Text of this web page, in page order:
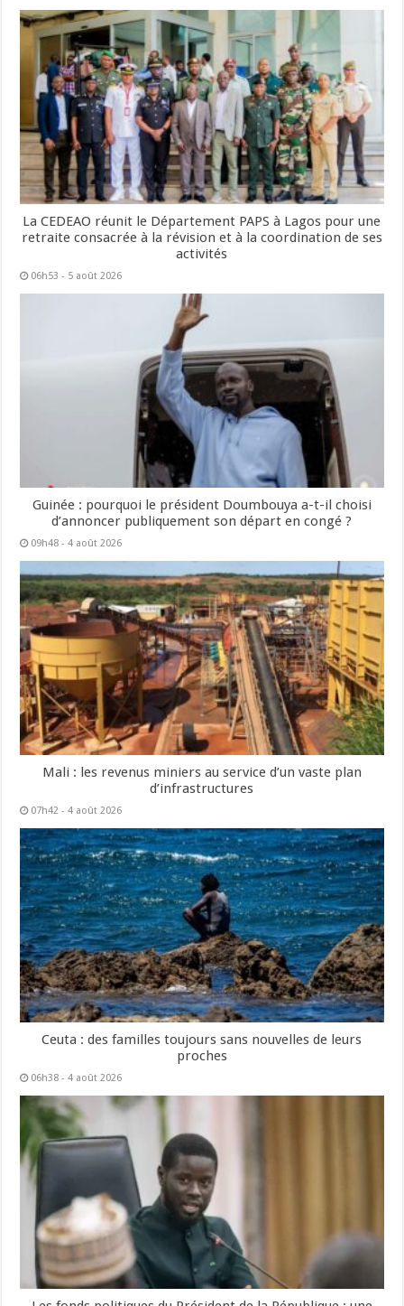
La CEDEAO réunit le Département PAPS à Lagos pour une
retraite consacrée à la révision et à la coordination de ses
activités
06h53 - 5 août 2026
Guinée : pourquoi le président Doumbouya a-t-il choisi
d’annoncer publiquement son départ en congé ?
09h48 - 4 août 2026
Mali : les revenus miniers au service d’un vaste plan
d’infrastructures
07h42 - 4 août 2026
Ceuta : des familles toujours sans nouvelles de leurs
proches
06h38 - 4 août 2026